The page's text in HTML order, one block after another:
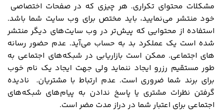
مشکلات محتوای تکراری. هر چیزی که در صفحات اختصاصی
خود منتشر می‌نمایید، باید مختص برای وب سایت شما باشد.
استفاده از محتوایی که پیش‌تر در وب سایت‌های دیگر منتشر
شده است یک عملکرد بد به حساب می‌آید. عدم حضور رسانه
های اجتماعی. ممکن است بازاریابی در شبکه‌های اجتماعی به
طور مستقیم رزرو ایجاد ننماید ولی جهت ایجاد یک نام خوب
برای برند شما ضروری است. عدم ارتباط با مشتریان. نادیده
گرفتن نظرات مشتری یا پاسخ ندادن به پیام‌های شبکه‌های
اجتماعی برای اعتبار شما در دراز مدت مضر است.